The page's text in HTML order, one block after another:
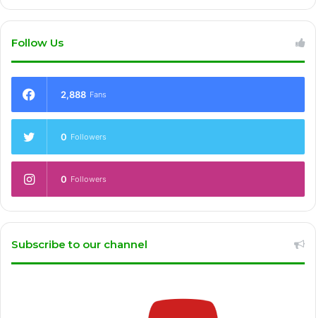
Follow Us
2,888 Fans
0 Followers
0 Followers
Subscribe to our channel